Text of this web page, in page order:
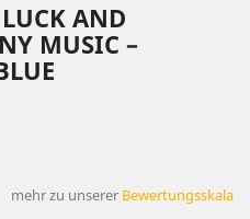
AND
MUSIC –
mehr zu unserer Bewertungsskala